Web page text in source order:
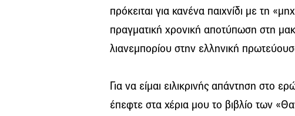
πρόκειται για κανένα παιχνίδι με τη
πραγματική χρονική αποτύπωση στη
λιανεμπορίου στην ελληνική
Για να είμαι ειλικρινής απάντηση στο
έπεφτε στα χέρια μου το βιβλίο των